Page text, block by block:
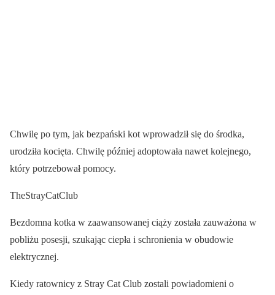
Chwilę po tym, jak bezpański kot wprowadził się do środka,
urodziła kocięta. Chwilę później adoptowała nawet kolejnego,
który potrzebował pomocy.
TheStrayCatClub
Bezdomna kotka w zaawansowanej ciąży została zauważona w
pobliżu posesji, szukając ciepła i schronienia w obudowie
elektrycznej.
Kiedy ratownicy z Stray Cat Club zostali powiadomieni o